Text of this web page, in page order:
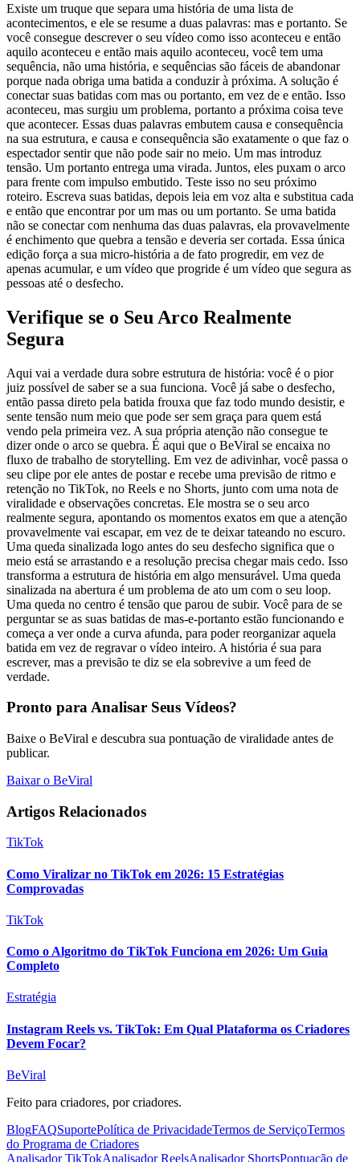
Existe um truque que separa uma história de uma lista de
acontecimentos, e ele se resume a duas palavras: mas e portanto. Se
você consegue descrever o seu vídeo como isso aconteceu e então
aquilo aconteceu e então mais aquilo aconteceu, você tem uma
sequência, não uma história, e sequências são fáceis de abandonar
porque nada obriga uma batida a conduzir à próxima. A solução é
conectar suas batidas com mas ou portanto, em vez de e então. Isso
aconteceu, mas surgiu um problema, portanto a próxima coisa teve
que acontecer. Essas duas palavras embutem causa e consequência
na sua estrutura, e causa e consequência são exatamente o que faz o
espectador sentir que não pode sair no meio. Um mas introduz
tensão. Um portanto entrega uma virada. Juntos, eles puxam o arco
para frente com impulso embutido. Teste isso no seu próximo
roteiro. Escreva suas batidas, depois leia em voz alta e substitua cada
e então que encontrar por um mas ou um portanto. Se uma batida
não se conectar com nenhuma das duas palavras, ela provavelmente
é enchimento que quebra a tensão e deveria ser cortada. Essa única
edição força a sua micro-história a de fato progredir, em vez de
apenas acumular, e um vídeo que progride é um vídeo que segura as
pessoas até o desfecho.
Verifique se o Seu Arco Realmente
Segura
Aqui vai a verdade dura sobre estrutura de história: você é o pior
juiz possível de saber se a sua funciona. Você já sabe o desfecho,
então passa direto pela batida frouxa que faz todo mundo desistir, e
sente tensão num meio que pode ser sem graça para quem está
vendo pela primeira vez. A sua própria atenção não consegue te
dizer onde o arco se quebra. É aqui que o BeViral se encaixa no
fluxo de trabalho de storytelling. Em vez de adivinhar, você passa o
seu clipe por ele antes de postar e recebe uma previsão de ritmo e
retenção no TikTok, no Reels e no Shorts, junto com uma nota de
viralidade e observações concretas. Ele mostra se o seu arco
realmente segura, apontando os momentos exatos em que a atenção
provavelmente vai escapar, em vez de te deixar tateando no escuro.
Uma queda sinalizada logo antes do seu desfecho significa que o
meio está se arrastando e a resolução precisa chegar mais cedo. Isso
transforma a estrutura de história em algo mensurável. Uma queda
sinalizada na abertura é um problema de ato um com o seu loop.
Uma queda no centro é tensão que parou de subir. Você para de se
perguntar se as suas batidas de mas-e-portanto estão funcionando e
começa a ver onde a curva afunda, para poder reorganizar aquela
batida em vez de regravar o vídeo inteiro. A história é sua para
escrever, mas a previsão te diz se ela sobrevive a um feed de
verdade.
Pronto para Analisar Seus Vídeos?
Baixe o BeViral e descubra sua pontuação de viralidade antes de
publicar.
Baixar o BeViral
Artigos Relacionados
TikTok
Como Viralizar no TikTok em 2026: 15 Estratégias
Comprovadas
TikTok
Como o Algoritmo do TikTok Funciona em 2026: Um Guia
Completo
Estratégia
Instagram Reels vs. TikTok: Em Qual Plataforma os Criadores
Devem Focar?
BeViral
Feito para criadores, por criadores.
BlogFAQSuportePolítica de PrivacidadeTermos de ServiçoTermos
do Programa de Criadores
Analisador TikTokAnalisador ReelsAnalisador ShortsPontuação de